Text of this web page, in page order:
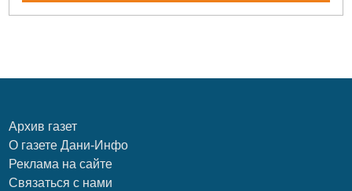
Архив газет
О газете Дани-Инфо
Реклама на сайте
Связаться с нами